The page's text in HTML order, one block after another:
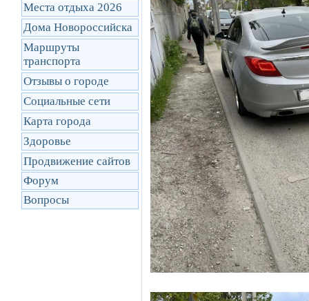
Места отдыха 2026
Дома Новороссийска
Маршруты
транcпорта
Отзывы о городе
Социальные сети
Карта города
Здоровье
Продвижение сайтов
Форум
Вопросы